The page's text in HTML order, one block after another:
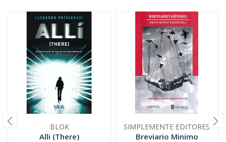
BLOK
Alli (There)
SIMPLEMENTE EDITORES
Breviario Minimo